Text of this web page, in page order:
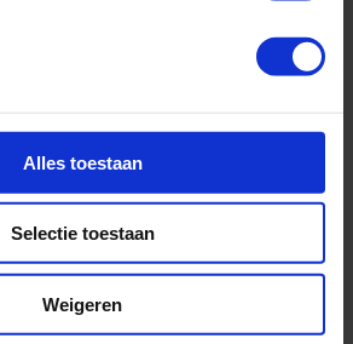
Alles toestaan
Selectie toestaan
Weigeren
plek voor koffieliefhebbers om te